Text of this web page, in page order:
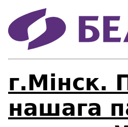
г.Мінск.
нашага